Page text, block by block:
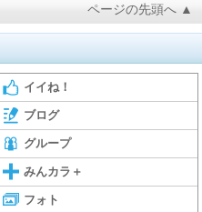
ページの先頭へ ▲
イイね！
ブログ
グループ
みんカラ＋
フォト